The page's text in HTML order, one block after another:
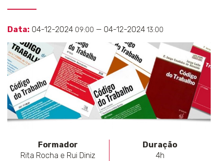
Data: 04-12-2024 09:00 — 04-12-2024 13:00
Formador
Rita Rocha e Rui Diniz
Duração
4h